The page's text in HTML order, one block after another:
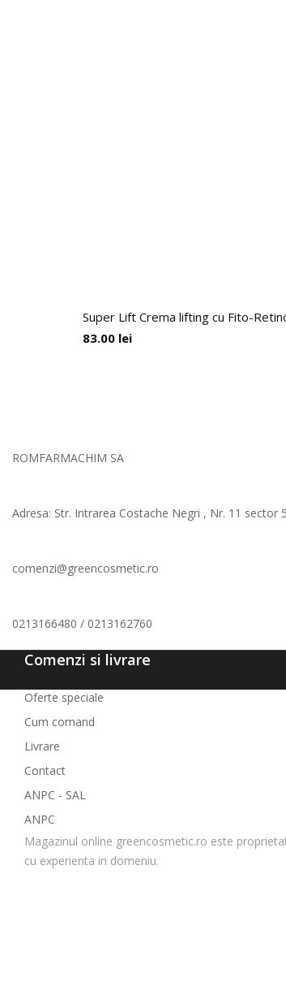
Super Lift Crema lifting cu Fito-
83.00 lei
ROMFARMACHIM SA
Adresa: Str. Intrarea Costache Negri , Nr. 11 sector
comenzi@greencosmetic.ro
0213166480 / 0213162760
Comenzi si livrare
Oferte speciale
Cum comand
Livrare
Contact
ANPC - SAL
ANPC
Magazinul online greencosmetic.ro este
cu experienta in domeniu.